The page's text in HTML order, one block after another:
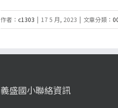
作者： c1303 | 17 5 月, 2023 | 文章分類：
義盛國小聯絡資訊